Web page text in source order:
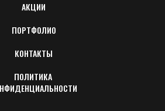
АКЦИИ
ПОРТФОЛИО
КОНТАКТЫ
ПОЛИТИКА